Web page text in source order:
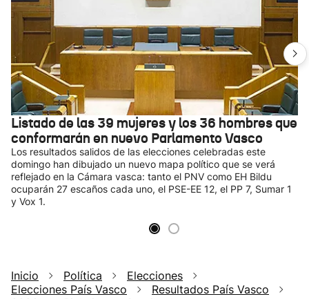
Listado de las 39 mujeres y los 36 hombres que
conformarán en nuevo Parlamento Vasco
Los resultados salidos de las elecciones celebradas este
domingo han dibujado un nuevo mapa político que se verá
reflejado en la Cámara vasca: tanto el PNV como EH Bildu
ocuparán 27 escaños cada uno, el PSE-EE 12, el PP 7, Sumar 1
y Vox 1.
Inicio Política
Elecciones
Elecciones País Vasco
Resultados País Vasco